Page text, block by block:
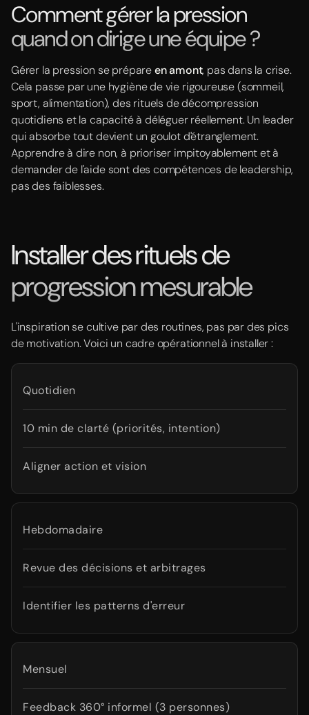
Comment gérer la pression
quand on dirige une équipe ?
Gérer la pression se prépareen amont, pas dans la crise.
Cela passe par une hygiène de vie rigoureuse (sommeil,
sport, alimentation), des rituels de décompression
quotidiens et la capacité à déléguer réellement. Un leader
qui absorbe tout devient un goulot d'étranglement.
Apprendre à dire non, à prioriser impitoyablement et à
demander de l'aide sont des compétences de leadership,
pas des faiblesses.
Installer des rituels de
progression mesurable
L'inspiration se cultive par des routines, pas par des pics
de motivation. Voici un cadre opérationnel à installer :
Quotidien
10 min de clarté (priorités, intention)
Aligner action et vision
Hebdomadaire
Revue des décisions et arbitrages
Identifier les patterns d'erreur
Mensuel
Feedback 360° informel (3 personnes)